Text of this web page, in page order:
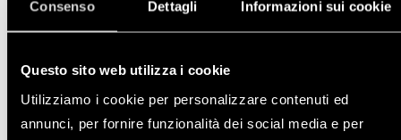
Consenso Dettagli Informazioni sui cookie
Questo sito web utilizza i cookie
Utilizziamo i cookie per personalizzare contenuti ed
annunci, per fornire funzionalità dei social media e per
TÖBBFUNKCIÓS RELÉ BLUETOOTH-
Típus 13.21.8.230.B000
Többfunkciós elektronikus relé 12 különböző
funkcióval és nyomógomb (fázis vagy nulla)